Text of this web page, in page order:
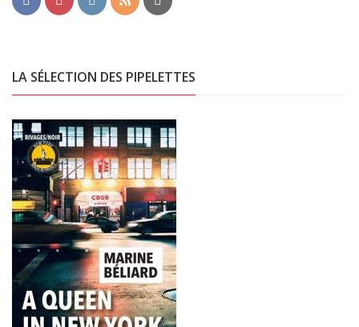
LA SÉLECTION DES PIPELETTES